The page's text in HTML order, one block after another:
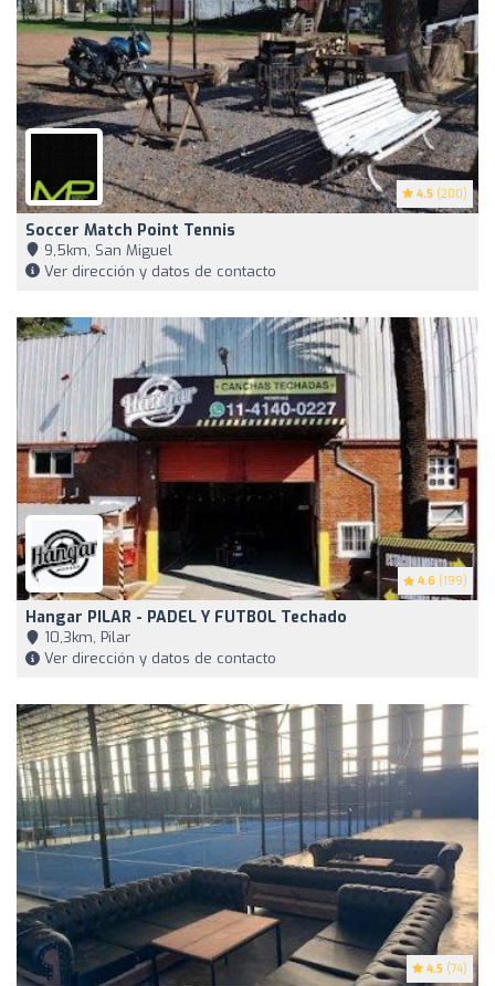
4.5 (200)
Soccer Match Point Tennis
9,5km, San Miguel
Ver dirección y datos de contacto
4.6 (199)
Hangar PILAR - PADEL Y FUTBOL Techado
10,3km, Pilar
Ver dirección y datos de contacto
4.5 (74)